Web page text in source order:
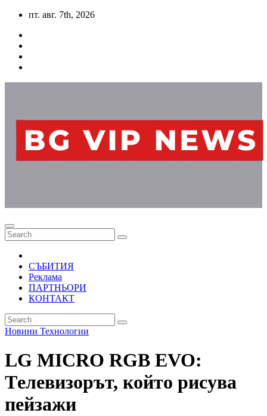
Skip
content
пт. авг. 7th, 2026
СЪБИТИЯ
Реклама
ПАРТНЬОРИ
КОНТАКТ
Новини Технологии
LG MICRO RGB EVO:
Tелевизорът, който рисува
пейзажи